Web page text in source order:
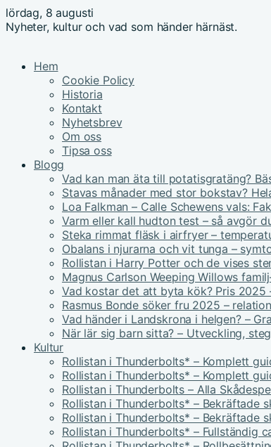
lördag, 8 augusti
Nyheter, kultur och vad som händer härnäst.
Hem
Cookie Policy
Historia
Kontakt
Nyhetsbrev
Om oss
Tipsa oss
Blogg
Vad kan man äta till potatisgratäng?
Stavas månader med stor bokstav?
Loa Falkman – Calle Schewens vals:
Varm eller kall hudton test – så avgör
Steka rimmat fläsk i airfryer –
Obalans i njurarna och vit tunga –
Rollistan i Harry Potter och de vises
Magnus Carlson Weeping Willows
Vad kostar det att byta kök? Pris
Rasmus Bonde söker fru 2025 –
Vad händer i Landskrona i helgen? –
När lär sig barn sitta? – Utveckling,
Kultur
Rollistan i Thunderbolts* – Komplett
Rollistan i Thunderbolts* – Komplett
Rollistan i Thunderbolts – Alla
Rollistan i Thunderbolts* – Bekräftade
Rollistan i Thunderbolts* – Bekräftade
Rollistan i Thunderbolts* – Fullständig